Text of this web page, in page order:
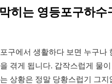
히는 영등포구하수
구에서 생활하다 보면 누구나
겪게 됩니다. 갑작스럽게 물
상황은 정말 당황스럽기 그